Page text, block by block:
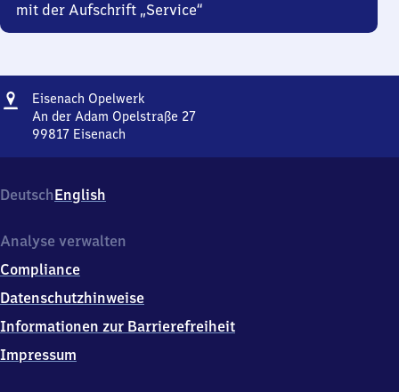
mit der Aufschrift „Service“
Adresse
Eisenach Opelwerk
Opelwerk
An der Adam Opelstraße 27
99817 Eisenach
An
der
Opelstraße
9
9
1
7
Eisenach
DeutschEnglish
Analyse verwalten
Compliance
Datenschutzhinweise
Informationen zur Barrierefreiheit
Impressum